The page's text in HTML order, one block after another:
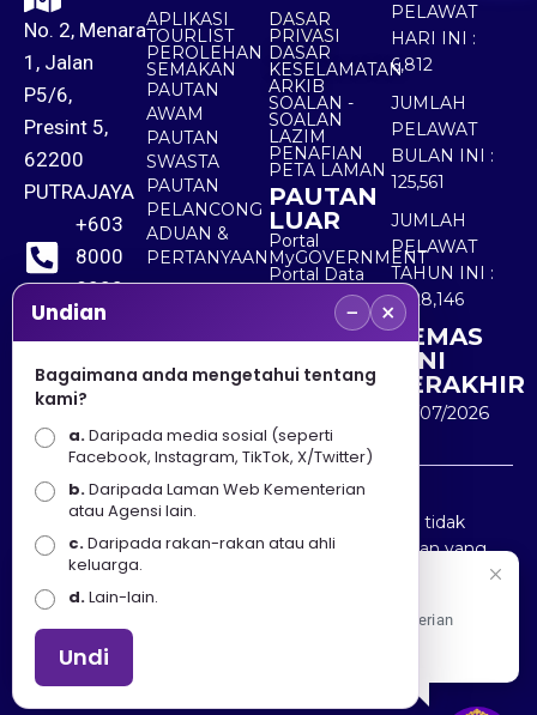
No. 2, Menara
1, Jalan
P5/6,
Presint 5,
62200
PUTRAJAYA
+603
8000
8000
+603
8891
7100
APLIKASI
TOURLIST
PEROLEHAN
SEMAKAN
PAUTAN
AWAM
PAUTAN
SWASTA
PAUTAN
PELANCONG
ADUAN &
PERTANYAAN
DASAR
PRIVASI
DASAR
KESELAMATAN
ARKIB
SOALAN -
SOALAN
LAZIM
PENAFIAN
PETA LAMAN
PAUTAN
LUAR
Portal
MyGOVERNMENT
Portal Data
Terbuka
Sektor Awam
PELAWAT
HARI INI :
6,812
JUMLAH
PELAWAT
BULAN INI :
125,561
JUMLAH
PELAWAT
TAHUN INI :
5,528,146
KEMAS
KINI
TERAKHIR
30/07/2026
Penafian : Kerajaan Malaysia dan Kementerian
Pelancongan Seni dan Budaya (MOTAC) adalah tidak
bertanggungjawab atas kehilangan atau kerugian yang
disebabkan oleh penggunaan mana-mana maklumat
yang diperolehi dari portal ini.
Hakcipta © 2025 KEMENTERIAN PELANCONGAN SENI
DAN BUDAYA. | Hak Cipta Terpelihara.
Undian − ×
Bagaimana anda mengetahui tentang
kami?
a.Daripada media sosial (seperti
Facebook, Instagram, TikTok, X/Twitter)
b.Daripada Laman Web Kementerian
atau Agensi lain.
c.Daripada rakan-rakan atau ahli
keluarga.
d.Lain-lain.
Undi
Apa Khabar! Selamat datang ke Portal Rasmi Kementerian
Pelancongan, Seni dan Budaya